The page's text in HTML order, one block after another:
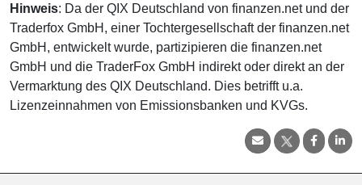
Hinweis: Da der QIX Deutschland von finanzen.net und der
Traderfox GmbH, einer Tochtergesellschaft der finanzen.net
GmbH, entwickelt wurde, partizipieren die finanzen.net
GmbH und die TraderFox GmbH indirekt oder direkt an der
Vermarktung des QIX Deutschland. Dies betrifft u.a.
Lizenzeinnahmen von Emissionsbanken und KVGs.